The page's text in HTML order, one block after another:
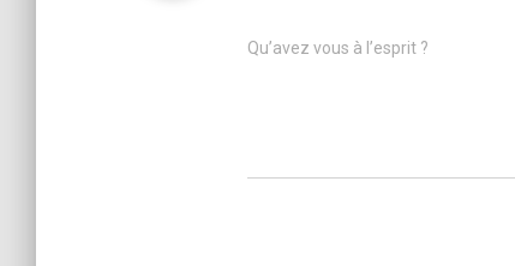
Qu’avez vous à l’esprit ?